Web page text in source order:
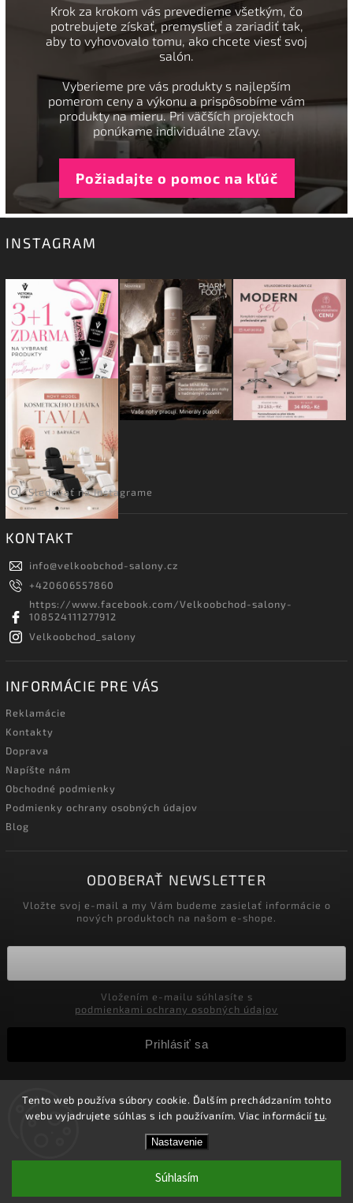
Tento web používa súbory cookie. Ďalším prechádzaním tohto
webu vyjadrujete súhlas s ich používaním. Viac informáciítu.
Nastavenie
Súhlasím
Zľavy pre podnikateľov! Zaregistrujte sa a získajte v
košíku Zľavu 5%! Nie je možné kombinovať s inými
zľavami.
Krok za krokom vás prevedieme všetkým, čo
potrebujete získať, premyslieť a zariadiť tak,
aby to vyhovovalo tomu, ako chcete viesť svoj
salón.
Vyberieme pre vás produkty s najlepším
pomerom ceny a výkonu a prispôsobíme vám
produkty na mieru. Pri väčších projektoch
ponúkame individuálne zľavy.
Požiadajte o pomoc na kľúč
INSTAGRAM
Sledovať na Instagrame
KONTAKT
info@velkoobchod-salony.cz
+420606557860
https://www.facebook.com/Velkoobchod-salony-
108524111277912
Velkoobchod_salony
INFORMÁCIE PRE VÁS
Reklamácie
Kontakty
Doprava
Napíšte nám
Obchodné podmienky
Podmienky ochrany osobných údajov
Blog
ODOBERAŤ NEWSLETTER
Vložte svoj e-mail a my Vám budeme zasielať informácie o
nových produktoch na našom e-shope.
podmienkami ochrany osobných údajov
Prihlásiť sa
Copyright 2026 Velkoobchod-salony.sk. Všetky práva
vyhradené.
Shoptet| Design